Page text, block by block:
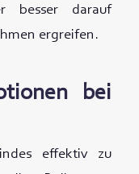
besser darauf
ergreifen.
bei
effektiv zu